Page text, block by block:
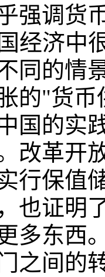
强调货
经济中
同的情
的"货
国的实
改革开
行保值
也证明
多东西
之间的